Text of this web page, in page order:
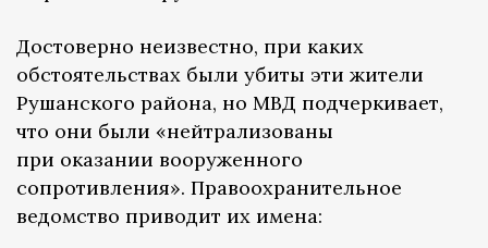
Достоверно неизвестно, при каких
обстоятельствах были убиты эти жители
Рушанского района, но МВД подчеркивает,
что они были «нейтрализованы
при оказании вооруженного
сопротивления». Правоохранительное
ведомство приводит их имена: